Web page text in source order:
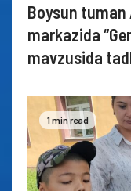
Boysun
markazida
mavzusida
1 min read